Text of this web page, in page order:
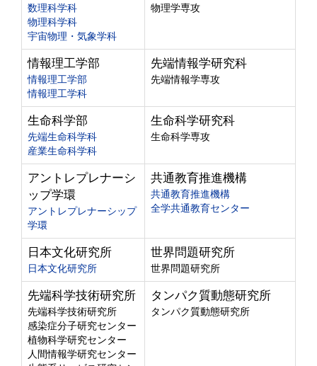
数理科学科
物理科学科
宇宙物理・気象学科
物理学専攻
情報理工学部
情報理工学部
情報理工学科
先端情報学研究科
先端情報学専攻
生命科学部
先端生命科学科
産業生命科学科
生命科学研究科
生命科学専攻
アントレプレナーシ
ップ学環
アントレプレナーシップ
学環
共通教育推進機構
共通教育推進機構
全学共通教育センター
日本文化研究所
日本文化研究所
世界問題研究所
世界問題研究所
先端科学技術研究所
先端科学技術研究所
感染症分子研究センター
植物科学研究センター
人間情報学研究センター
タンパク質動態研究所
タンパク質動態研究所